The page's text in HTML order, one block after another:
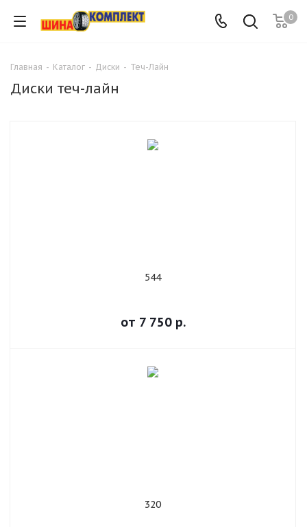
0
Главная - Каталог - Диски - Теч-Лайн
Диски теч-лайн
544
от 7 750р.
320